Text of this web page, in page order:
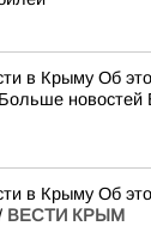
в Крыму Об
новостей
в Крыму Об
ВЕСТИ КРЫМ